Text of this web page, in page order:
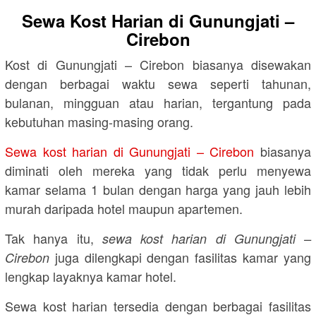
Sewa Kost Harian di Gunungjati –
Cirebon
Kost di Gunungjati – Cirebon biasanya disewakan
dengan berbagai waktu sewa seperti tahunan,
bulanan, mingguan atau harian, tergantung pada
kebutuhan masing-masing orang.
Sewa kost harian di Gunungjati – Cirebon biasanya
diminati oleh mereka yang tidak perlu menyewa
kamar selama 1 bulan dengan harga yang jauh lebih
murah daripada hotel maupun apartemen.
Tak hanya itu, sewa kost harian di Gunungjati –
Cirebon juga dilengkapi dengan fasilitas kamar yang
lengkap layaknya kamar hotel.
Sewa kost harian tersedia dengan berbagai fasilitas